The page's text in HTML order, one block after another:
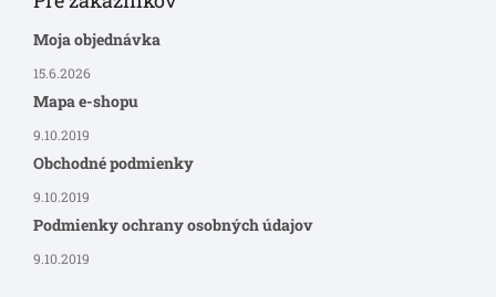
Moja objednávka
15.6.2026
Mapa e-shopu
9.10.2019
Obchodné podmienky
9.10.2019
Podmienky ochrany osobných údajov
9.10.2019